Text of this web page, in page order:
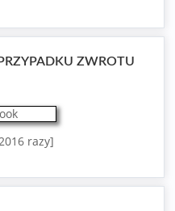
ZWROTU
razy]